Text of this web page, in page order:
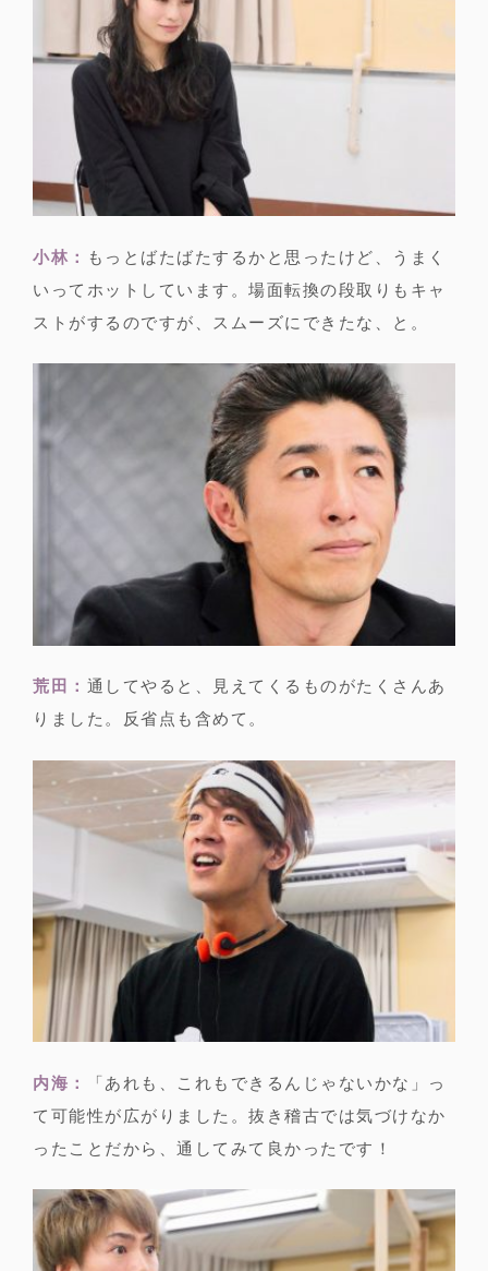
小林：
もっとばたばたするかと思ったけど、うまく
いってホットしています。場面転換の段取りもキャ
ストがするのですが、スムーズにできたな、と。
荒田： 通してやると、見えてくるものがたくさんあ
りました。反省点も含めて。
内海：
「あれも、これもできるんじゃないかな」っ
て可能性が広がりました。抜き稽古では気づけなか
ったことだから、通してみて良かったです！